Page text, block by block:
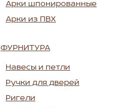
Арки шпонированные
Арки из ПВХ
ФУРНИТУРА
Навесы и петли
Ручки для дверей
Ригели